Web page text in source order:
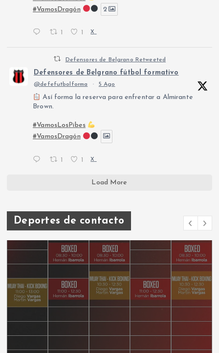
#VamosDragón
2
X
Defensores de Belgrano Retweeted
Defensores de Belgrano fútbol formativo
@defefutbolforma · 5 Ago
Así forma la reserva para enfrentar a Almirante
Brown.
#VamosLosPibes
#VamosDragón
1 1 X
Load More
Deportes de contacto